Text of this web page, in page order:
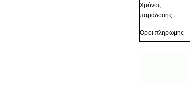
Χρόνος
παράδοσης
Όροι πληρωμής